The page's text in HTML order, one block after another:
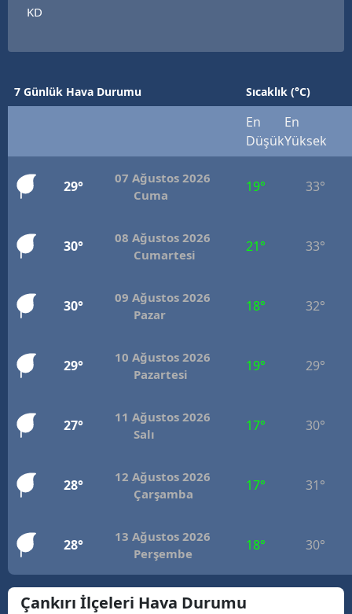
Eskişehir
Gaziantep
Giresun
Gümüşhane
Hakkari
Isparta
İstanbul
Kars
Kütahya
KD
7 Günlük Hava Durumu Sıcaklık (°C)
En
Düşük
En
Yüksek
29°
07 Ağustos 2026
Cuma
19° 33°
30°
08 Ağustos 2026
Cumartesi
21° 33°
30°
09 Ağustos 2026
Pazar
18° 32°
29°
10 Ağustos 2026
Pazartesi
19° 29°
27°
11 Ağustos 2026
Salı
17° 30°
28°
12 Ağustos 2026
Çarşamba
17° 31°
28°
13 Ağustos 2026
Perşembe
18° 30°
Çankırı İlçeleri Hava Durumu